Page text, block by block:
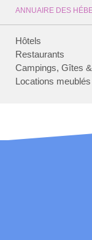
ANNUAIRE DES
Hôtels
Restaurants
Campings, Gîtes
Locations meublés